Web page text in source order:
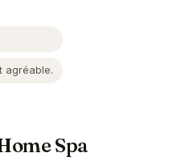
agréable.
Spa